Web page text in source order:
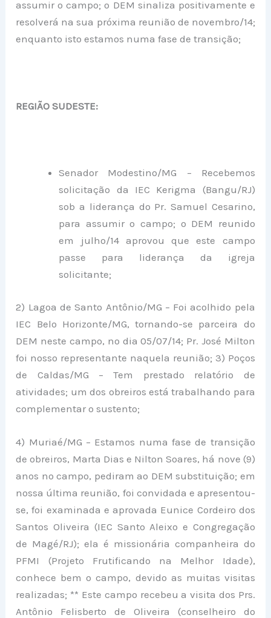
assumir o campo; o DEM sinaliza positivamente e
resolverá na sua próxima reunião de novembro/14;
enquanto isto estamos numa fase de transição;
REGIÃO SUDESTE:
Senador Modestino/MG – Recebemos
solicitação da IEC Kerigma (Bangu/RJ)
sob a liderança do Pr. Samuel Cesarino,
para assumir o campo; o DEM reunido
em julho/14 aprovou que este campo
passe para liderança da igreja
solicitante;
2) Lagoa de Santo Antônio/MG – Foi acolhido pela
IEC Belo Horizonte/MG, tornando-se parceira do
DEM neste campo, no dia 05/07/14; Pr. José Milton
foi nosso representante naquela reunião; 3) Poços
de Caldas/MG – Tem prestado relatório de
atividades; um dos obreiros está trabalhando para
complementar o sustento;
4) Muriaé/MG – Estamos numa fase de transição
de obreiros, Marta Dias e Nilton Soares, há nove (9)
anos no campo, pediram ao DEM substituição; em
nossa última reunião, foi convidada e apresentou-
se, foi examinada e aprovada Eunice Cordeiro dos
Santos Oliveira (IEC Santo Aleixo e Congregação
de Magé/RJ); ela é missionária companheira do
PFMI (Projeto Frutificando na Melhor Idade),
conhece bem o campo, devido as muitas visitas
realizadas; ** Este campo recebeu a visita dos Prs.
Antônio Felisberto de Oliveira (conselheiro do